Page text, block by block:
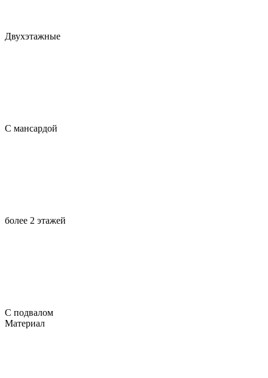
Двухэтажные
С мансардой
более 2 этажей
С подвалом
Материал